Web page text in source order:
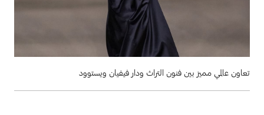
تعاون عالمي مميز بين فنون التراث ودار فيفيان ويستوود